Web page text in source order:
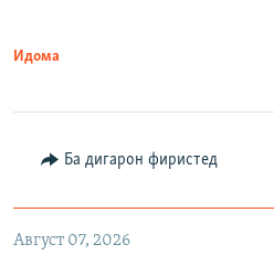
Идома
Ба дигарон фиристед
Август 07, 2026